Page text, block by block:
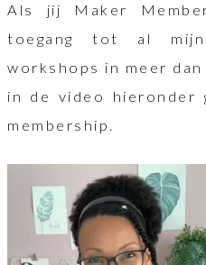
Als jij Maker
toegang tot al mijn
workshops in meer
in de video hieronder
membership.